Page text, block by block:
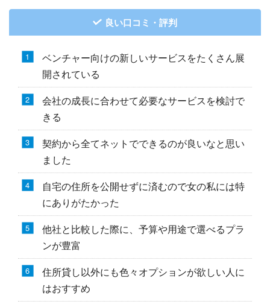
良い口コミ・評判
ベンチャー向けの新しいサービスをたくさん展
開されている
会社の成長に合わせて必要なサービスを検討で
きる
契約から全てネットでできるのが良いなと思い
ました
自宅の住所を公開せずに済むので女の私には特
にありがたかった
他社と比較した際に、予算や用途で選べるプラ
ンが豊富
住所貸し以外にも色々オプションが欲しい人に
はおすすめ